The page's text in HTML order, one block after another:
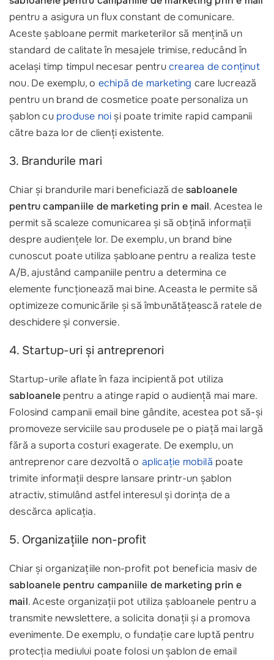
pentru a asigura un flux constant de comunicare.
Aceste șabloane permit marketerilor să mențină un
standard de calitate în mesajele trimise, reducând în
același timp timpul necesar pentrucrearea de conținut
nou. De exemplu, o echipă de marketing care lucrează
pentru un brand de cosmetice poate personaliza un
șablon cu produse noiși poate trimite rapid campanii
către baza lor de clienți existente.
3. Brandurile mari
Chiar și brandurile mari beneficiază desabloanele
pentru campaniile de marketing prin e mail. Acestea le
permit să scaleze comunicarea și să obțină informații
despre audiențele lor. De exemplu, un brand bine
cunoscut poate utiliza șabloane pentru a realiza teste
A/B, ajustând campaniile pentru a determina ce
elemente funcționează mai bine. Aceasta le permite să
optimizeze comunicările și să îmbunătățească ratele de
deschidere și conversie.
4. Startup-uri și antreprenori
Startup-urile aflate în faza incipientă pot utiliza
sabloanele pentru a atinge rapid o audiență mai mare.
Folosind campanii email bine gândite, acestea pot să-și
promoveze serviciile sau produsele pe o piață mai largă
fără a suporta costuri exagerate. De exemplu, un
antreprenor care dezvoltă o aplicație mobilă poate
trimite informații despre lansare printr-un șablon
atractiv, stimulând astfel interesul și dorința de a
descărca aplicația.
5. Organizațiile non-profit
Chiar și organizațiile non-profit pot beneficia masiv de
sabloanele pentru campaniile de marketing prin e
mail. Aceste organizații pot utiliza șabloanele pentru a
transmite newslettere, a solicita donații și a promova
evenimente. De exemplu, o fundație care luptă pentru
protecția mediului poate folosi un șablon de email